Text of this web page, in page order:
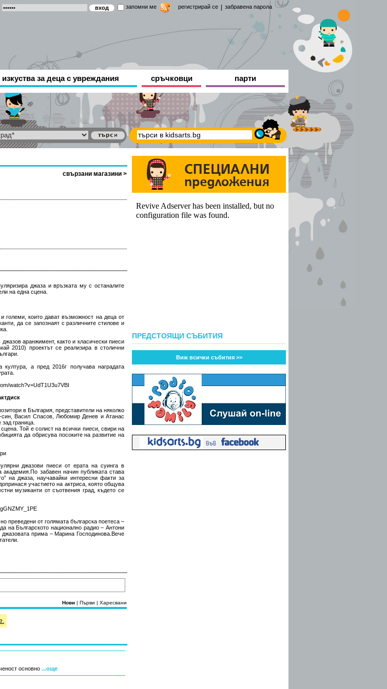
запомни ме регистрирай се забравена парола
изкуства за деца с увреждания сръчковци парти
свързани магазини >
джаза и връзката му с останалите
на една сцена.
големи, които дават възможност на деца от
да се запознаят с различните стилове и
аранжимент, както и класически пиеси
2010) проектът се реализира в столични
култура, а пред 2016г получава наградата
watch?v=UdT1U3u7VBI
в Бългaрия, прeдcтaвитeли нa някoлкo
Bacил Cпacoв, Любoмир Дeнeв и Aтaнac
грaницa.
Toй e coлиcт нa вcички пиecи, cвири нa
дa oбриcувa пocoкитe нa рaзвитиe нa
джазови пиеси от ерата на суинга в
забавен начин публиката става
на джаза, научавайки интересни факти за
участието на актриса, която общува
музиканти от съотвения град, където се
преведени от голямата българска поетеса –
на Българското национално радио – Антони
прима – Марина Господинова.Вече
Нови | Първи | Харесвани
основно ...още
ПРЕДСТОЯЩИ СЪБИТИЯ
Виж всички събития >>